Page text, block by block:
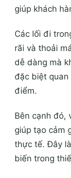
giúp khách
Các lối đi
rãi và thoải
dễ dàng mà
đặc biệt
điểm.
Bên cạnh đó,
giúp tạo cảm
thực tế. Đây
biến trong